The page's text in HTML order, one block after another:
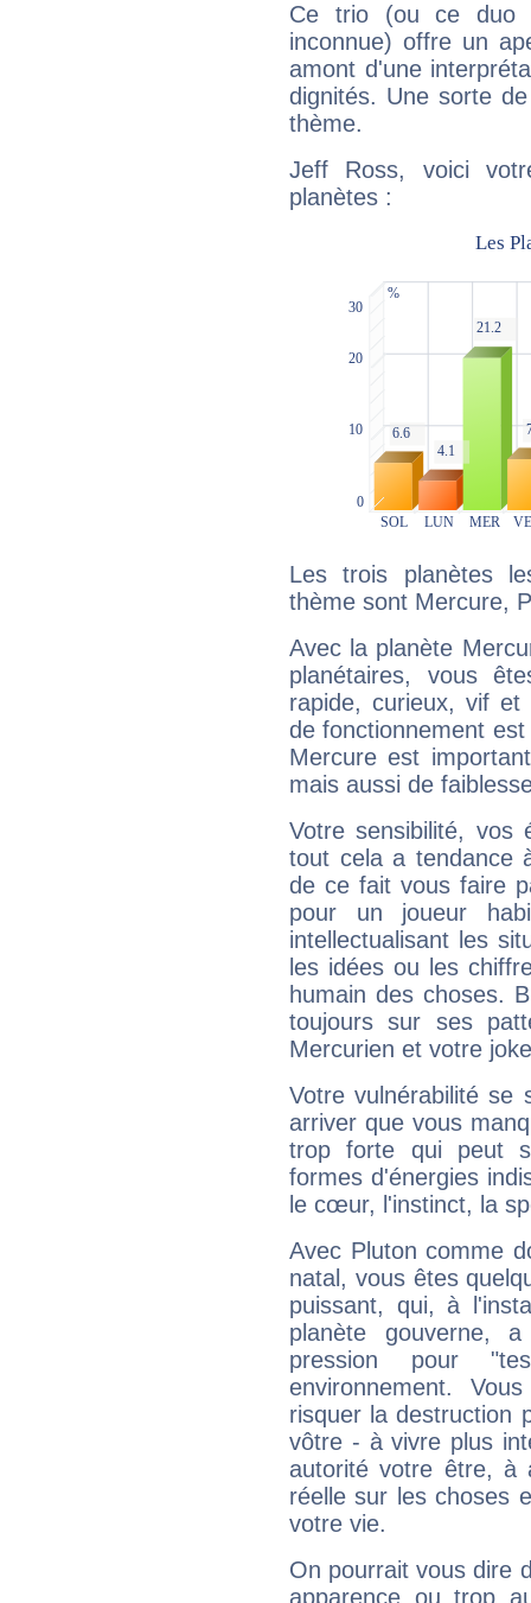
Ce trio (ou ce duo
inconnue) offre un
amont d'une
dignités. Une sorte
thème.
Jeff Ross, voici
planètes :
Les trois planètes
thème sont Mercure,
Avec la planète
planétaires, vous
rapide, curieux, vif et
de fonctionnement
Mercure est
mais aussi de
Votre sensibilité,
tout cela a tendance
de ce fait vous faire
pour un joueur
intellectualisant les
les idées ou les
humain des choses.
toujours sur ses
Mercurien et votre
Votre vulnérabilité se
arriver que vous
trop forte qui peut
formes d'énergies
le cœur, l'instinct, la
Avec Pluton comme
natal, vous êtes
puissant, qui, à
planète gouverne,
pression pour
environnement.
risquer la destruction
vôtre - à vivre plus
autorité votre être, à
réelle sur les choses
votre vie.
On pourrait vous dire
apparence ou trop